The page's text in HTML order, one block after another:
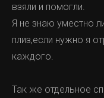
взяли и помогли.
Я не знаю уместно
плиз,если нужно я
каждого.
Так же отдельное